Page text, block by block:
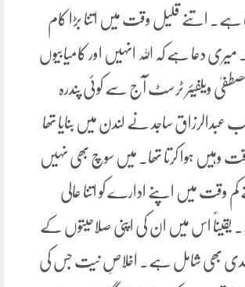
ہے۔ اتنے قلیل وقت میں اتنا بڑا کام
دعا ہے کہ اللہ انہیں اور کامیابیوں
ویلفیئر ٹرسٹ آج سے کوئی پندرہ
ساجد نے لندن میں بنایا تھا
وہیں ہوا کرتا تھا۔ میں سوچ بھی نہیں
کم وقت میں اپنے ادارے کو اتنا عالی
یقیناً اس میں ان کی اپنی صلاحیتوں کے
بھی شامل ہے۔ اخلاصِ نیت جس کی